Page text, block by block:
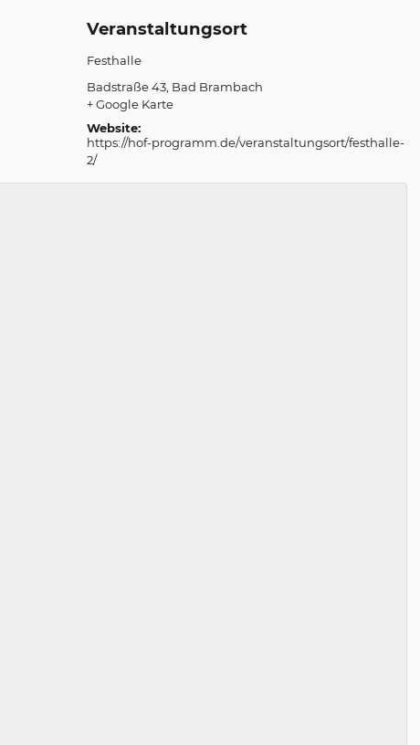
Veranstaltungsort
Festhalle
Badstraße 43 Bad Brambach
+ Google Karte
Website:
https://hof-programm.de/veranstaltungsort/festhalle-
2/